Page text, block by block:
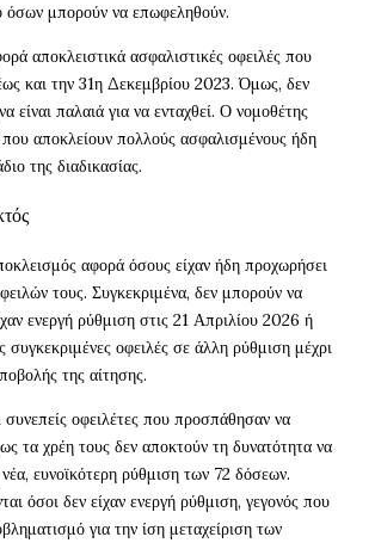
όσων μπορούν να επωφεληθούν.
αποκλειστικά ασφαλιστικές οφειλές που
και την 31η Δεκεμβρίου 2023. Όμως, δεν
είναι παλαιά για να ενταχθεί. Ο νομοθέτης
που αποκλείουν πολλούς ασφαλισμένους ήδη
της διαδικασίας.
αφορά όσους είχαν ήδη προχωρήσει
τους. Συγκεκριμένα, δεν μπορούν να
ενεργή ρύθμιση στις 21 Απριλίου 2026 ή
συγκεκριμένες οφειλές σε άλλη ρύθμιση μέχρι
της αίτησης.
οφειλέτες που προσπάθησαν να
τα χρέη τους δεν αποκτούν τη δυνατότητα να
ευνοϊκότερη ρύθμιση των 72 δόσεων.
όσοι δεν είχαν ενεργή ρύθμιση, γεγονός που
για την ίση μεταχείριση των